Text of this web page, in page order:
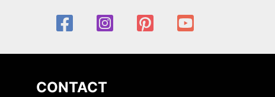
CONTACT